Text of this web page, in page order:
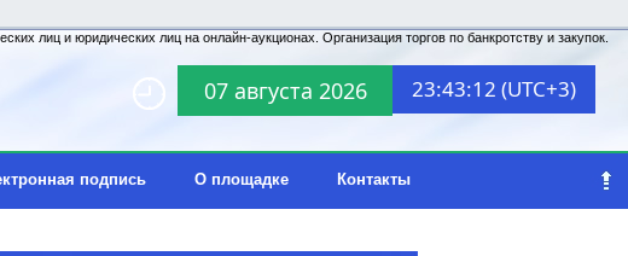
07 августа 2026 23:43:12 (UTC+3)
лиц и юридических лиц на онлайн-аукционах. Организация торгов по банкротству и закупок.
подпись О площадке Контакты